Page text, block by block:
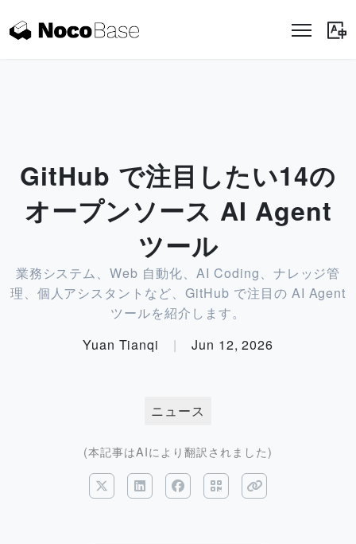
GitHub で注目したい14の
オープンソース AI Agent
ツール
業務システム、Web 自動化、AI Coding、ナレッジ管
理、個人アシスタントなど、GitHub で注目の AI Agent
ツールを紹介します。
Yuan Tianqi
| Jun 12, 2026
ニュース
(本記事はAIにより翻訳されました)